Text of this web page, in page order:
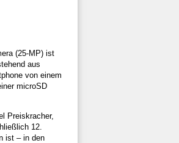
(25-MP) ist
aus
von einem
microSD
Preiskracher,
12.
ist – in den